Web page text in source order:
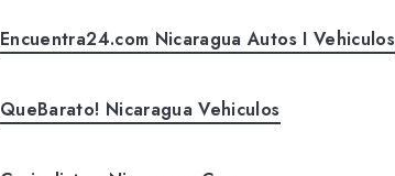
Encuentra24.com Nicaragua Autos I Vehiculos
QueBarato! Nicaragua Vehiculos